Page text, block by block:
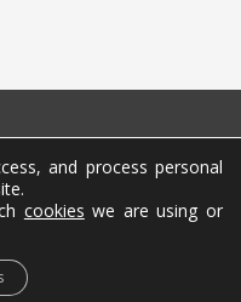
and process personal
cookies we are using or